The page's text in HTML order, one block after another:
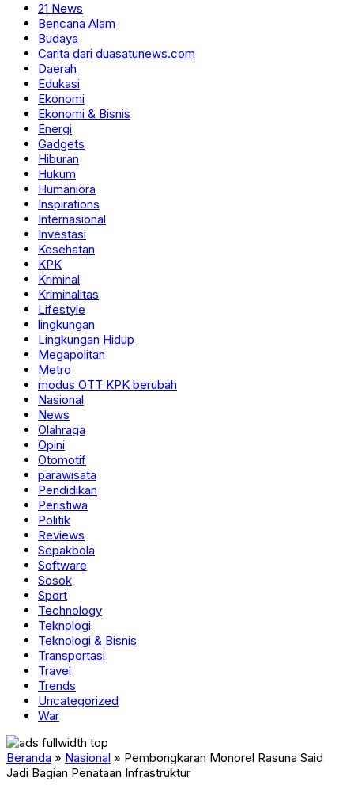
21 News
Bencana Alam
Budaya
Carita dari duasatunews.com
Daerah
Edukasi
Ekonomi
Ekonomi & Bisnis
Energi
Gadgets
Hiburan
Hukum
Humaniora
Inspirations
Internasional
Investasi
Kesehatan
KPK
Kriminal
Kriminalitas
Lifestyle
lingkungan
Lingkungan Hidup
Megapolitan
Metro
modus OTT KPK berubah
Nasional
News
Olahraga
Opini
Otomotif
parawisata
Pendidikan
Peristiwa
Politik
Reviews
Sepakbola
Software
Sosok
Sport
Technology
Teknologi
Teknologi & Bisnis
Transportasi
Travel
Trends
Uncategorized
War
Beranda » Nasional » Pembongkaran Monorel Rasuna Said
Jadi Bagian Penataan Infrastruktur